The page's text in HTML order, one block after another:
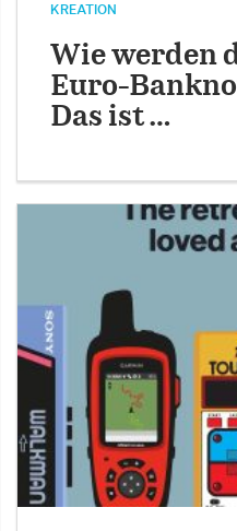
KREATION
Wie werden
Euro-
Das ist …